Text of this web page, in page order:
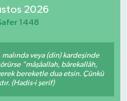
2026
1448
veya (din) kardeşinde
"mâşâallah, bârekallâh,
bereketle dua etsin. Çünkü
(Hadis-i şerif)